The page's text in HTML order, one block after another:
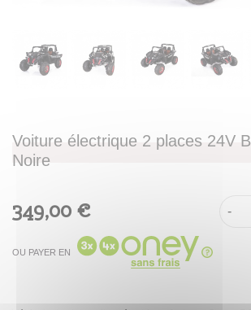
Voiture électrique 2 places 24V
Noire
349,00 €
OU PAYER EN
-